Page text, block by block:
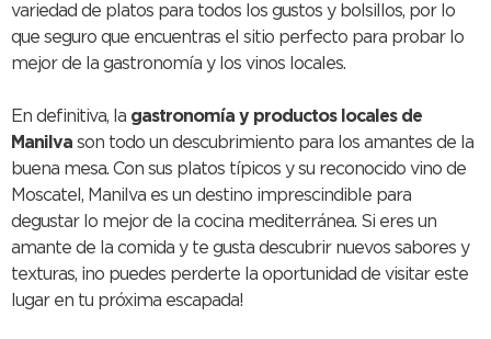
variedad de platos para todos los gustos y bolsillos, por lo
que seguro que encuentras el sitio perfecto para probar lo
mejor de la gastronomía y los vinos locales.
En definitiva, la gastronomía y productos locales de
Manilva son todo un descubrimiento para los amantes de la
buena mesa. Con sus platos típicos y su reconocido vino de
Moscatel, Manilva es un destino imprescindible para
degustar lo mejor de la cocina mediterránea. Si eres un
amante de la comida y te gusta descubrir nuevos sabores y
texturas, ¡no puedes perderte la oportunidad de visitar este
lugar en tu próxima escapada!